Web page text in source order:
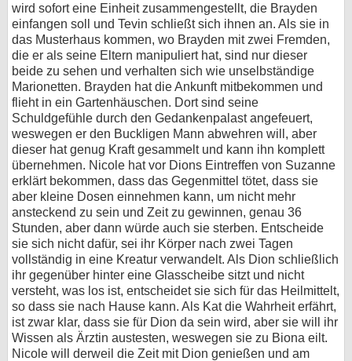
wird sofort eine Einheit zusammengestellt, die Brayden
einfangen soll und Tevin schließt sich ihnen an. Als sie in
das Musterhaus kommen, wo Brayden mit zwei Fremden,
die er als seine Eltern manipuliert hat, sind nur dieser
beide zu sehen und verhalten sich wie unselbständige
Marionetten. Brayden hat die Ankunft mitbekommen und
flieht in ein Gartenhäuschen. Dort sind seine
Schuldgefühle durch den Gedankenpalast angefeuert,
weswegen er den Buckligen Mann abwehren will, aber
dieser hat genug Kraft gesammelt und kann ihn komplett
übernehmen. Nicole hat vor Dions Eintreffen von Suzanne
erklärt bekommen, dass das Gegenmittel tötet, dass sie
aber kleine Dosen einnehmen kann, um nicht mehr
ansteckend zu sein und Zeit zu gewinnen, genau 36
Stunden, aber dann würde auch sie sterben. Entscheide
sie sich nicht dafür, sei ihr Körper nach zwei Tagen
vollständig in eine Kreatur verwandelt. Als Dion schließlich
ihr gegenüber hinter eine Glasscheibe sitzt und nicht
versteht, was los ist, entscheidet sie sich für das Heilmittelt,
so dass sie nach Hause kann. Als Kat die Wahrheit erfährt,
ist zwar klar, dass sie für Dion da sein wird, aber sie will ihr
Wissen als Ärztin austesten, weswegen sie zu Biona eilt.
Nicole will derweil die Zeit mit Dion genießen und am